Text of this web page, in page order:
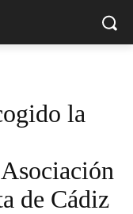
la
de Cádiz